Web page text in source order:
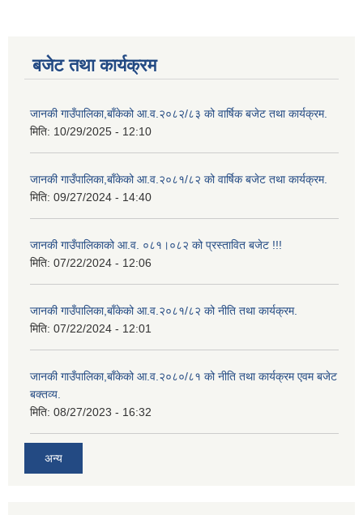
बजेट तथा कार्यक्रम
जानकी गाउँपालिका,बाँकेको आ.व.२०८२/८३ को वार्षिक बजेट तथा कार्यक्रम.
मिति: 10/29/2025 - 12:10
जानकी गाउँपालिका,बाँकेको आ.व.२०८१/८२ को वार्षिक बजेट तथा कार्यक्रम.
मिति: 09/27/2024 - 14:40
जानकी गाउँपालिकाको आ.व. ०८१।०८२ को प्रस्तावित बजेट !!!
मिति: 07/22/2024 - 12:06
जानकी गाउँपालिका,बाँकेको आ.व.२०८१/८२ को नीति तथा कार्यक्रम.
मिति: 07/22/2024 - 12:01
जानकी गाउँपालिका,बाँकेको आ.व.२०८०/८१ को नीति तथा कार्यक्रम एवम बजेट
बक्तव्य.
मिति: 08/27/2023 - 16:32
अन्य